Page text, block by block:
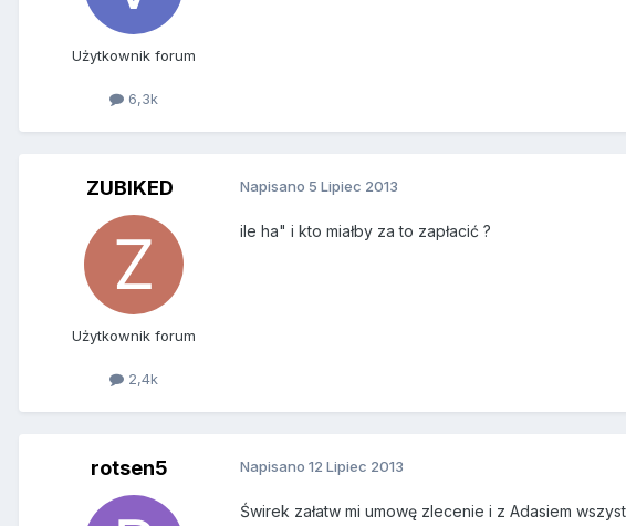
Użytkownik forum
6,3k
ZUBIKED
Użytkownik forum
2,4k
Napisano 5 Lipiec 2013
ile ha" i kto miałby za to zapłacić ?
rotsen5 Napisano 12 Lipiec 2013
Świrek załatw mi umowę zlecenie i z Adasiem